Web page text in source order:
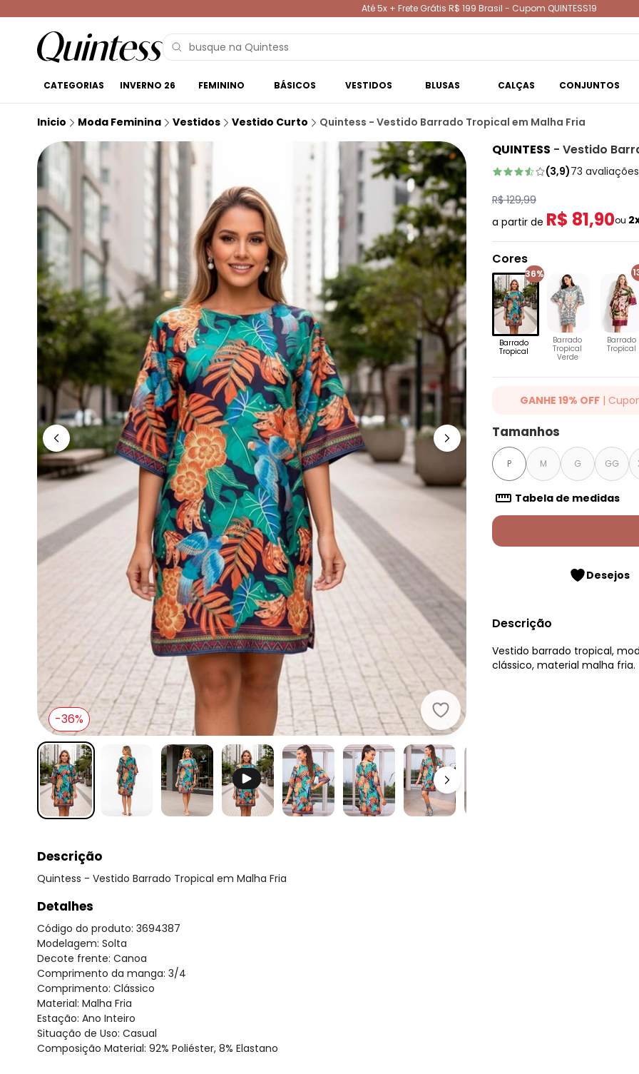
Até 5x + Frete Grátis R$ 199 Brasil - Cupom QUINTESS19
CATEGORIAS INVERNO 26 FEMININO BÁSICOS VESTIDOS BLUSAS CALÇAS CONJUNTOS
Inicio Moda Feminina Vestidos Vestido Curto Quintess - Vestido Barrado Tropical em Malha Fria
Quintess - Vestido Barrado Tropical
-36%
QUINTESS - Vestido
(3,9)73 avaliações
R$ 129,99
a partir de R$ 81,90ou
Cores
36%
Barrado
Tropical
Barrado
Tropical
Verde
Barrado
Tropical
GANHE 19% OFF |
Ganhe 19% OFF Extra em
cupom: QUINTESS19. Válido
até 07/08/2026.
Tamanhos
P M G GG
Tabela de medidas
Desejos
Descrição
Vestido barrado tropical,
clássico, material malha fria.
Descrição
Quintess - Vestido Barrado Tropical em Malha Fria
Detalhes
Código do produto: 3694387
Modelagem: Solta
Decote frente: Canoa
Comprimento da manga: 3/4
Comprimento: Clássico
Material: Malha Fria
Estação: Ano Inteiro
Situação de Uso: Casual
Composição Material: 92% Poliéster, 8% Elastano